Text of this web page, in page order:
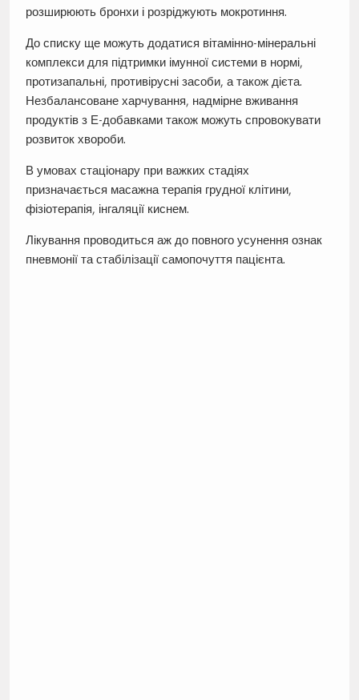
розширюють бронхи і розріджують мокротиння.
До списку ще можуть додатися вітамінно-мінеральні
комплекси для підтримки імунної системи в нормі,
протизапальні, противірусні засоби, а також дієта.
Незбалансоване харчування, надмірне вживання
продуктів з Е-добавками також можуть спровокувати
розвиток хвороби.
В умовах стаціонару при важких стадіях
призначається масажна терапія грудної клітини,
фізіотерапія, інгаляції киснем.
Лікування проводиться аж до повного усунення ознак
пневмонії та стабілізації самопочуття пацієнта.